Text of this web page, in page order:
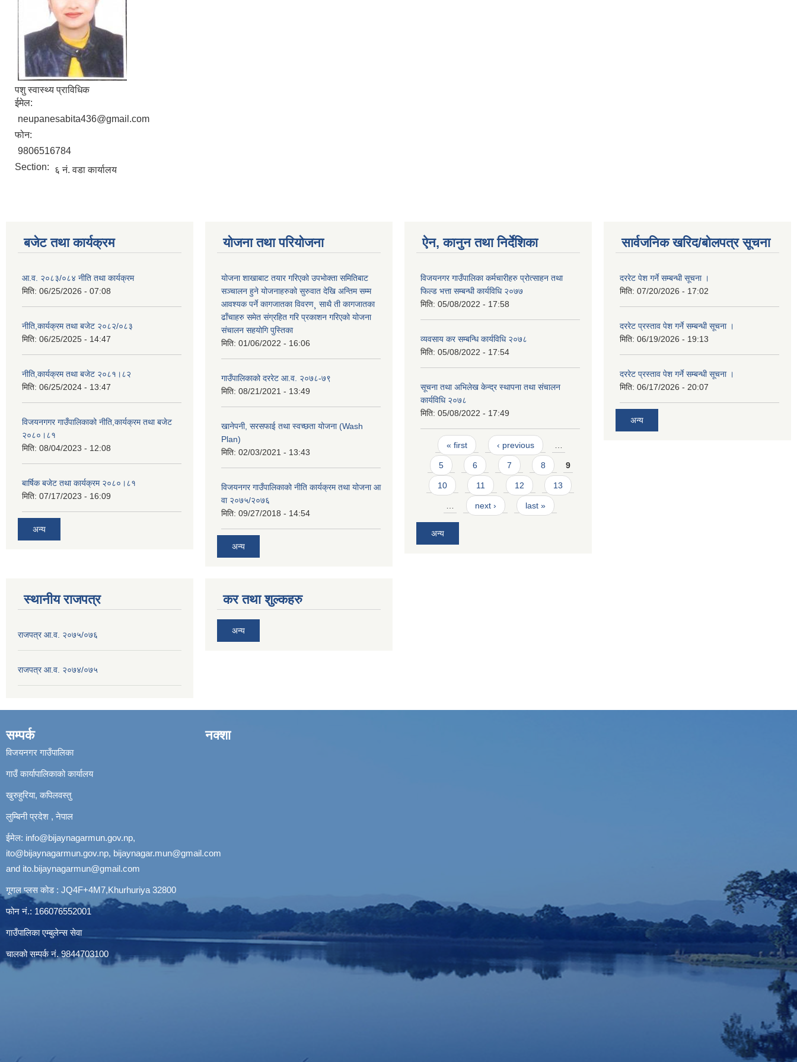
पशु स्वास्थ्य प्राविधिक
ईमेल:
neupanesabita436@gmail.com
फोन:
9806516784
Section:
६ नं. वडा कार्यालय
बजेट तथा कार्यक्रम
आ.व. २०८३/०८४ नीति तथा कार्यक्रम
मिति: 06/25/2026 - 07:08
नीति,कार्यक्रम तथा बजेट २०८२/०८३
मिति: 06/25/2025 - 14:47
नीति,कार्यक्रम तथा बजेट २०८१।८२
मिति: 06/25/2024 - 13:47
विजयनगगर गाउँपालिकाको नीति,कार्यक्रम तथा बजेट
२०८०।८१
मिति: 08/04/2023 - 12:08
बार्षिक बजेट तथा कार्यक्रम २०८०।८१
मिति: 07/17/2023 - 16:09
अन्य
योजना तथा परियोजना
योजना शाखाबाट तयार गरिएको उपभोक्ता समितिबाट
सञ्चालन हुने योजनाहरुको सुरुवात देखि अन्तिम सम्म
आवश्यक पर्ने कागजातका विवरण¸ साथै ती कागजातका
ढाँचाहरु समेत संग्रहित गरि प्रकाशन गरिएको योजना
संचालन सहयोगि पुस्तिका
मिति: 01/06/2022 - 16:06
गाउँपालिकाको दररेट आ.व. २०७८-७९
मिति: 08/21/2021 - 13:49
खानेपनी, सरसफाई तथा स्वच्छता योजना (Wash
Plan)
मिति: 02/03/2021 - 13:43
विजयनगर गाउँपालिकाको नीति कार्यक्रम तथा योजना आ
वा २०७५/२०७६
मिति: 09/27/2018 - 14:54
अन्य
ऐन, कानुन तथा निर्देशिका
विजयनगर गाउँपालिका कर्मचारीहरु प्रोत्साहन तथा
फिल्ड भत्ता सम्बन्धी कार्यविधि २०७७
मिति: 05/08/2022 - 17:58
व्यवसाय कर सम्बन्धि कार्यविधि २०७८
मिति: 05/08/2022 - 17:54
सूचना तथा अभिलेख केन्द्र स्थापना तथा संचालन
कार्यविधि २०७८
मिति: 05/08/2022 - 17:49
Pages
« first ‹ previous …
5 6 7 8 9
10 11 12 13
… next › last »
अन्य
सार्वजनिक खरिद/बोलपत्र सूचना
दररेट पेश गर्ने सम्बन्धी सूचना ।
मिति: 07/20/2026 - 17:02
दररेट प्रस्ताव पेश गर्ने सम्बन्धी सूचना ।
मिति: 06/19/2026 - 19:13
दररेट प्रस्ताव पेश गर्ने सम्बन्धी सूचना ।
मिति: 06/17/2026 - 20:07
अन्य
स्थानीय राजपत्र
राजपत्र आ.व. २०७५/०७६
राजपत्र आ.व. २०७४/०७५
कर तथा शुल्कहरु
अन्य
सम्पर्क
विजयनगर गाउँपालिका
गाउँ कार्यापालिकाको कार्यालय
खुरुहुरिया, कपिलवस्तु
लुम्बिनी प्रदेश , नेपाल
ईमेल: info@bijaynagarmun.gov.np,
ito@bijaynagarmun.gov.np, bijaynagar.mun@gmail.com
and ito.bijaynagarmun@gmail.com
गूगल प्लस कोड : JQ4F+4M7,Khurhuriya 32800
फोन नं.: 166076552001
गाउँपालिका एम्बुलेन्स सेवा
चालको सम्पर्क नं. 9844703100
नक्शा